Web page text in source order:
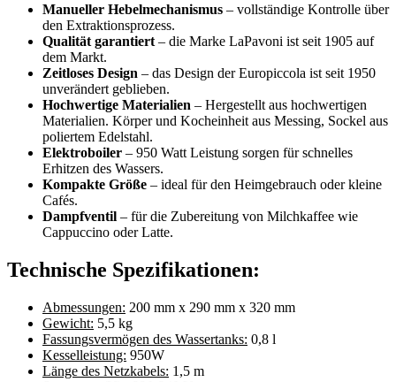
Manueller Hebelmechanismus – vollständige Kontrolle über
den Extraktionsprozess.
Qualität garantiert – die Marke LaPavoni ist seit 1905 auf
dem Markt.
Zeitloses Design – das Design der Europiccola ist seit 1950
unverändert geblieben.
Hochwertige Materialien – Hergestellt aus hochwertigen
Materialien. Körper und Kocheinheit aus Messing, Sockel aus
poliertem Edelstahl.
Elektroboiler – 950 Watt Leistung sorgen für schnelles
Erhitzen des Wassers.
Kompakte Größe – ideal für den Heimgebrauch oder kleine
Cafés.
Dampfventil – für die Zubereitung von Milchkaffee wie
Cappuccino oder Latte.
Technische Spezifikationen:
Abmessungen: 200 mm x 290 mm x 320 mm
Gewicht: 5,5 kg
Fassungsvermögen des Wassertanks: 0,8 l
Kesselleistung: 950W
Länge des Netzkabels: 1,5 m